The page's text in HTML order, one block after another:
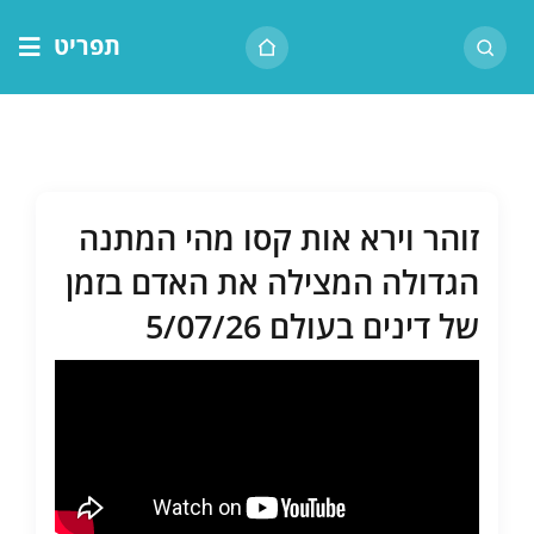
לתוכן
תפריט
שיעור יומי
מאמרים
זוהר וירא אות קסו מהי המתנה
הגדולה המצילה את האדם בזמן
של דינים בעולם 5/07/26